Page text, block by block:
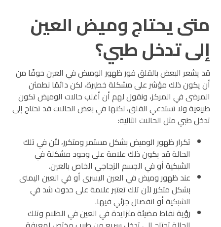
متى يحتاج وميض العين
إلى تدخل طبي؟
قد يشعر البعض بالقلق فور ظهور الوميض في العين خوفًا من
أن يكون ذلك مؤشر على مشكلة خطيرة، لكن دائمًا نطمئن
المرضى في المركز، ونقول لهم أن أغلب حالات الوميض تكون
طبيعية ولا تستدعي القلق، لكنها في بعض الحالات قد تحتاج إلى
تدخل طبي مثل الحالات التالية:
تكرار ظهور الوميض بشكل مستمر ومتكرر، لأن في تلك
الحالة قد يكون ذلك علامة على وجود مشكلة في
الشبكية أو في الجسم الزجاجي الخاص بالعين.
عند ظهور وميض في العين اليسرى أو في العين اليمنى
بشكل متكرر لأن تلك تعتبر علامة على حدوث شد في
الشبكية أو انفصال جزئي فيها.
رؤية نقاط مضيئة متزايدة في العين في الظلام وتلك